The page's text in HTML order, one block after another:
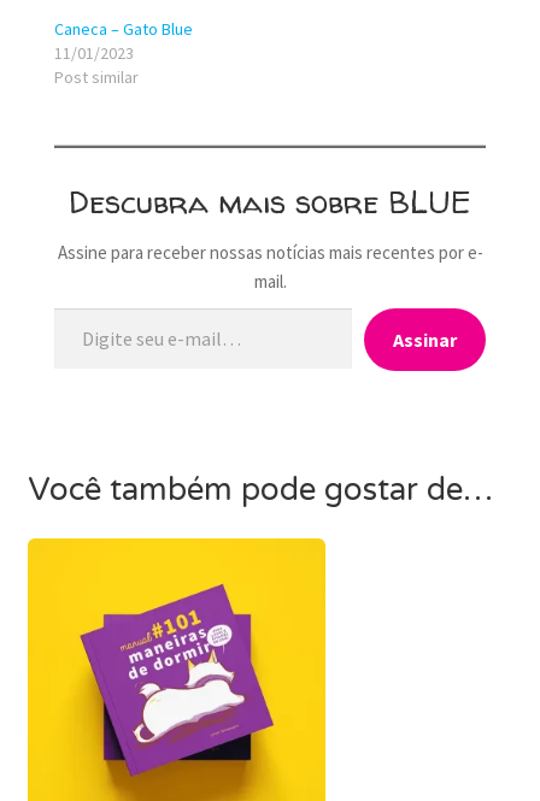
Caneca – Gato Blue
11/01/2023
Post similar
Descubra mais sobre BLUE
Assine para receber nossas notícias mais recentes por e-
mail.
Digite seu e-mail…
Assinar
Você também pode gostar de…